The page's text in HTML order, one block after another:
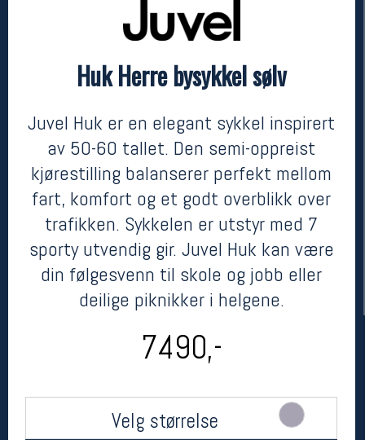
Huk Herre bysykkel sølv
Juvel Huk er en elegant sykkel inspirert
av 50-60 tallet. Den semi-oppreist
kjørestilling balanserer perfekt mellom
fart, komfort og et godt overblikk over
trafikken. Sykkelen er utstyr med 7
sporty utvendig gir. Juvel Huk kan være
din følgesvenn til skole og jobb eller
deilige piknikker i helgene.
7490,-
Velg størrelse
Juvel
kr 7490
Her finner du oss